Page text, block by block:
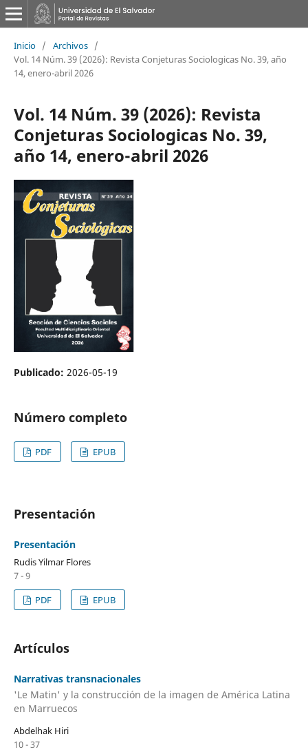
Inicio / Archivos /
Vol. 14 Núm. 39 (2026): Revista Conjeturas Sociologicas No. 39, año
14, enero-abril 2026
Vol. 14 Núm. 39 (2026): Revista
Conjeturas Sociologicas No. 39,
año 14, enero-abril 2026
Publicado: 2026-05-19
Número completo
PDF EPUB
Presentación
Presentación
Rudis Yilmar Flores
7 - 9
PDF
EPUB
Artículos
Narrativas transnacionales
'Le Matin' y la construcción de la imagen de América Latina
en Marruecos
Abdelhak Hiri
10 - 37